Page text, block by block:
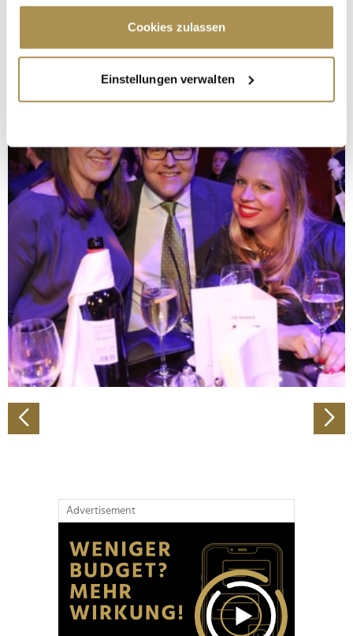
Cookie-Erklärung oder durch Klicken auf das Privacy
Trigger Symbol ändern oder widerrufen
Informationen über Ihre geografische Lage
erfassen, welche bis auf einige Meter genau sein
bestimmten Merkmalen (Fingerprinting) identifizieren
Erfahren Sie mehr darüber, wie Ihre persönlichen Daten
verarbeitet werden, und legen Sie Ihre Präferenzen im
Abschnitt Einzelheiten
fest.
Wir verwenden Cookies, um Inhalte und Anzeigen zu
personalisieren, Funktionen für soziale Medien anbieten
zu können und die Zugriffe auf unsere Website zu
analysieren. Außerdem geben wir Informationen zu Ihrer
Verwendung unserer Website an unsere Partner für
soziale Medien, Werbung und Analysen weiter. Unsere
Partner führen diese Informationen möglicherweise mit
haben oder die sie im Rahmen Ihrer Nutzung der Dienste
gesammelt haben.
Cookies zulassen
Einstellungen verwalten
Advertisement